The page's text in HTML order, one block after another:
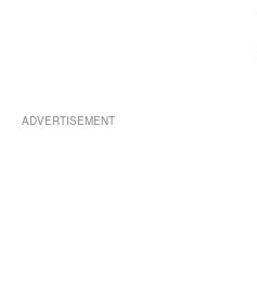
ADVERTISEMENT